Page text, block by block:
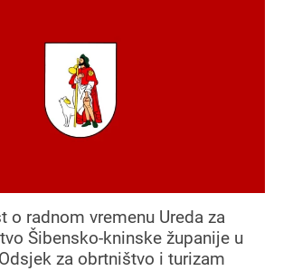
o radnom vremenu Ureda za
Šibensko-kninske županije u
za obrtništvo i turizam